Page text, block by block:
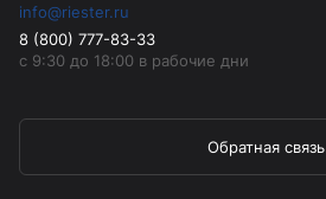
info@riester.ru
8 (800) 777-83-33
с 9:30 до 18:00 в рабочие дни
Обратная связь